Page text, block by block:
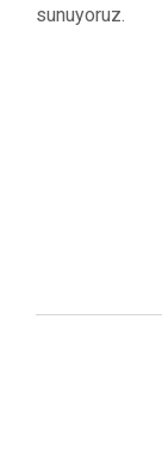
sunuyoruz.